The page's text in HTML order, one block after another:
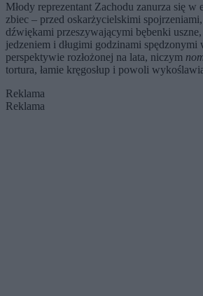
Młody reprezentant Zachodu zanurza się w
zbiec – przed oskarżycielskimi
dźwiękami przeszywającymi bębenki
jedzeniem i długimi godzinami
perspektywie rozłożonej na lata, niczym
tortura, łamie kręgosłup i powoli
Reklama
Reklama